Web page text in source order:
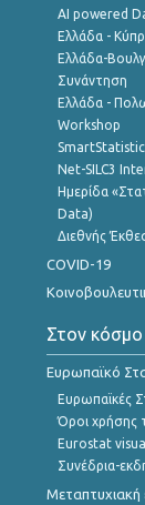
AI powered
Ελλάδα -
Ελλάδα-
Συνάντηση
Ελλάδα -
Workshop
Net-SILC3
Ημερίδα
Data)
Διεθνής
COVID-19
Στον κόσμο
Ευρωπαϊκό
Ευρωπαϊκές
Όροι χρήσης
Eurostat
Συνέδρια-
Μεταπτυχιακή